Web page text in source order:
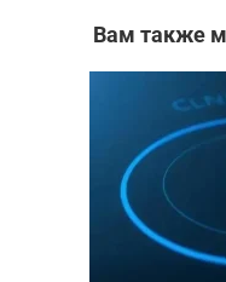
Вам также